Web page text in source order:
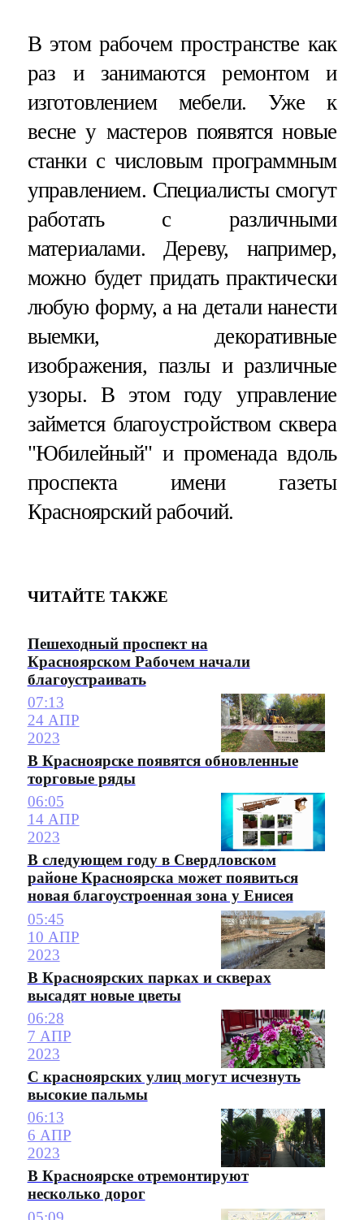
В этом рабочем пространстве как
раз и занимаются ремонтом и
изготовлением мебели. Уже к
весне у мастеров появятся новые
станки с числовым программным
управлением. Специалисты смогут
работать с различными
материалами. Дереву, например,
можно будет придать практически
любую форму, а на детали нанести
выемки, декоративные
изображения, пазлы и различные
узоры. В этом году управление
займется благоустройством сквера
"Юбилейный" и променада вдоль
проспекта имени газеты
Красноярский рабочий.
ЧИТАЙТЕ ТАКЖЕ
Пешеходный проспект на
Красноярском Рабочем начали
благоустраивать
07:13
24 АПР
2023
В Красноярске появятся обновленные
торговые ряды
06:05
14 АПР
2023
В следующем году в Свердловском
районе Красноярска может появиться
новая благоустроенная зона у Енисея
05:45
10 АПР
2023
В Красноярских парках и скверах
высадят новые цветы
06:28
7 АПР
2023
С красноярских улиц могут исчезнуть
высокие пальмы
06:13
6 АПР
2023
В Красноярске отремонтируют
несколько дорог